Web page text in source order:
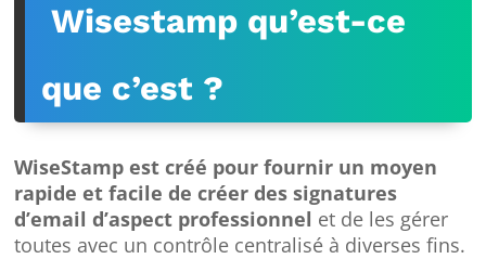
Wisestamp qu’est-ce
que c’est ?
WiseStamp est créé pour fournir un moyen
rapide et facile de créer des signatures
d’email d’aspect professionnel et de les gérer
toutes avec un contrôle centralisé à diverses fins.